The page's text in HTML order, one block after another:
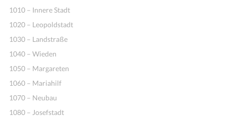
1010 – Innere Stadt
1020 – Leopoldstadt
1030 – Landstraße
1040 – Wieden
1050 – Margareten
1060 – Mariahilf
1070 – Neubau
1080 – Josefstadt